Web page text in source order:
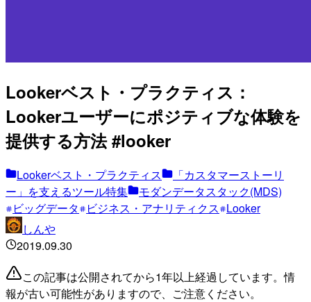
Lookerベスト・プラクティス：
Lookerユーザーにポジティブな体験を
提供する方法 #looker
Lookerベスト・プラクティス
「カスタマーストーリ
ー」を支えるツール特集
モダンデータスタック(MDS)
ビッグデータ
ビジネス・アナリティクス Looker
しんや
2019.09.30
この記事は公開されてから1年以上経過しています。情
報が古い可能性がありますので、ご注意ください。